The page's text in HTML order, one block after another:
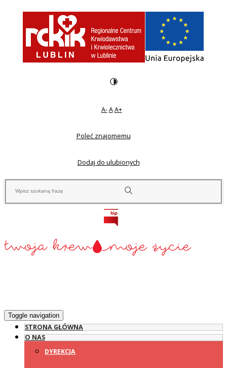
A- A A+
Poleć znajomemu
Dodaj do ulubionych
Toggle navigation
STRONA GŁÓWNA
O NAS
DYREKCJA